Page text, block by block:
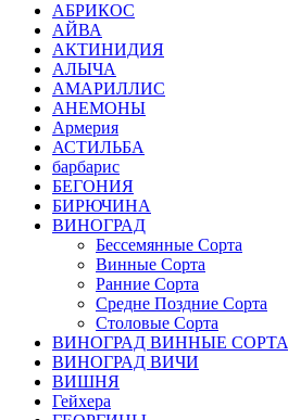
АБРИКОС
АЙВА
АКТИНИДИЯ
АЛЫЧА
АМАРИЛЛИС
АНЕМОНЫ
Армерия
АСТИЛЬБА
барбарис
БЕГОНИЯ
БИРЮЧИНА
ВИНОГРАД
Бессемянные Сорта
Винные Сорта
Ранние Сорта
Средне Поздние Сорта
Столовые Сорта
ВИНОГРАД ВИННЫЕ СОРТА
ВИНОГРАД ВИЧИ
ВИШНЯ
Гейхера